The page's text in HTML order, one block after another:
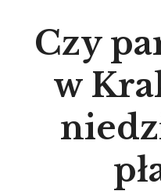
Czy
w